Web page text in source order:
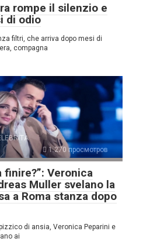
rompe il silenzio e
di odio
filtri, che arriva dopo mesi di
compagna
1.270 просмотров
finire?”: Veronica
Muller svelano la
a Roma stanza dopo
di ansia, Veronica Peparini e
ai